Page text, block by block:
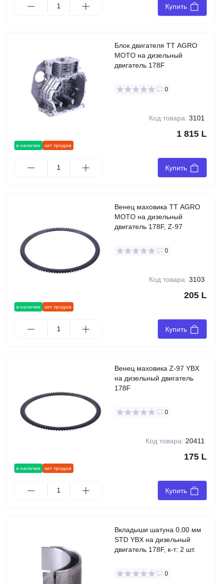
Купить
в наличии хит продаж
Блок двигателя TT AGRO
MOTO на дизельный
двигатель 178F
0
Код товара: 3101
1 815 L
Купить
в наличии хит продаж
Венец маховика TT AGRO
MOTO на дизельный
двигатель 178F, Z-97
0
Код товара: 3103
205 L
Купить
в наличии хит продаж
Венец маховика Z-97 YBX
на дизельный двигатель
178F
0
Код товара: 20411
175 L
Купить
Вкладыши шатуна 0,00 мм
STD YBX на дизельный
двигатель 178F, к-т: 2 шт.
0